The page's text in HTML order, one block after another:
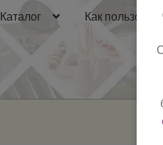
Каталог Как